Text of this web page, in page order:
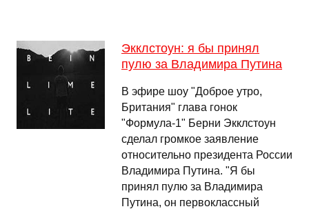
Экклстоун: я бы принял
пулю за Владимира Путина
В эфире шоу "Доброе утро,
Британия" глава гонок
"Формула-1" Берни Экклстоун
сделал громкое заявление
относительно президента России
Владимира Путина. "Я бы
принял пулю за Владимира
Путина, он первоклассный